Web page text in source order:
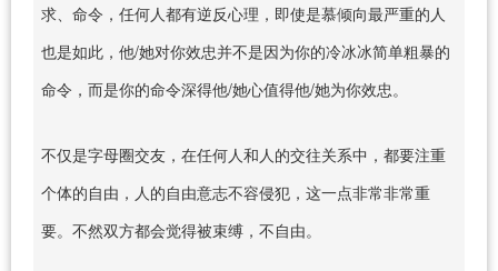
求、命令，任何人都有逆反心理，即使是慕倾向最严重的人
也是如此，他/她对你效忠并不是因为你的冷冰冰简单粗暴的
命令，而是你的命令深得他/她心值得他/她为你效忠。
不仅是字母圈交友，在任何人和人的交往关系中，都要注重
个体的自由，人的自由意志不容侵犯，这一点非常非常重
要。不然双方都会觉得被束缚，不自由。